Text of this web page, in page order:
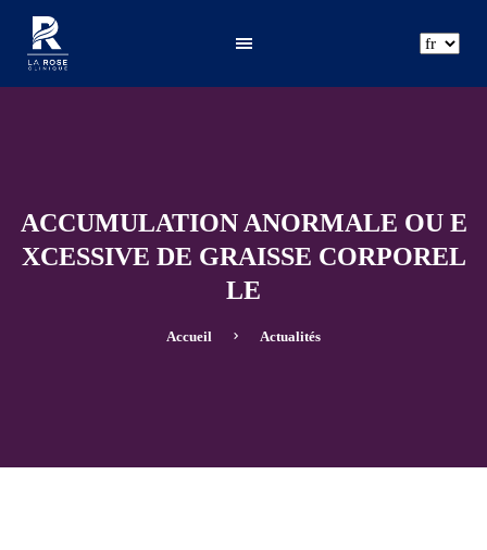
ACCUMULATION ANORMALE OU E
XCESSIVE DE GRAISSE CORPOREL
LE
Accueil Actualités